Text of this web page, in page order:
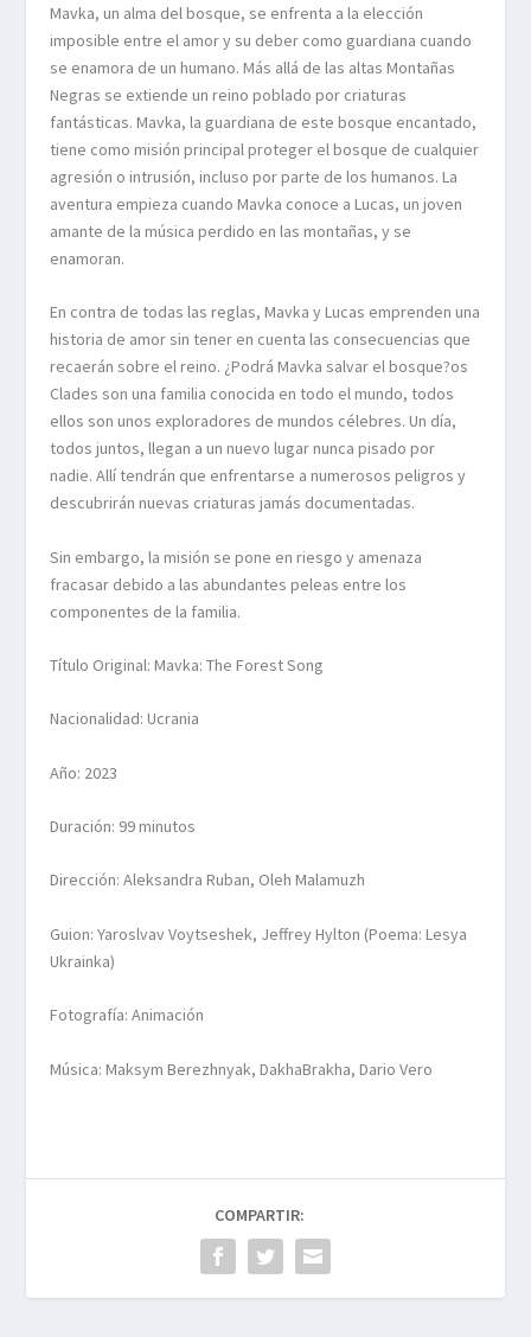
Mavka, un alma del bosque, se enfrenta a la elección
imposible entre el amor y su deber como guardiana cuando
se enamora de un humano. Más allá de las altas Montañas
Negrasse extiende un reino poblado por criaturas
fantásticas. Mavka, la guardiana de este bosque encantado,
tiene como misión principal proteger el bosque de cualquier
agresión o intrusión,incluso por parte de los humanos. La
aventura empieza cuando Mavka conoce a Lucas, unjoven
amante de la música perdido en las montañas, y se
enamoran.
En contra de todas lasreglas, Mavka y Lucas emprenden una
historia de amor sin tener en cuenta las consecuencias que
recaerán sobre el reino. ¿Podrá Mavka salvar el bosque?os
Clades sonuna familia conocida en todo el mundo, todos
ellos son unos exploradores de mundos célebres. Un día,
todos juntos, llegan a un nuevo lugar nunca pisado por
nadie. Allí tendrán que enfrentarse a numerosos peligros y
descubrirán nuevas criaturas jamás documentadas.
Sin embargo, la misión se pone en riesgo y amenaza
fracasar debido a las abundantespeleas entre los
componentes de la familia.
Título Original: Mavka: The Forest Song
Nacionalidad: Ucrania
Año: 2023
Duración: 99 minutos
Dirección: Aleksandra Ruban, Oleh Malamuzh
Guion: Yaroslvav Voytseshek, Jeffrey Hylton (Poema: Lesya
Ukrainka)
Fotografía: Animación
Música: Maksym Berezhnyak, DakhaBrakha, Dario Vero
COMPARTIR: